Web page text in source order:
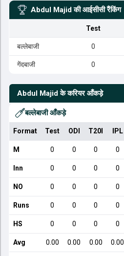
Abdul Majid की आईसीसी रैंकिंग
Test
बल्लेबाजी 0
गेंदबाजी 0
Abdul Majid के करियर आँकड़े
बल्लेबाजी आँकड़े
Format Test ODI T20I IPL
M 0 0 0 0
Inn 0 0 0 0
NO 0 0 0 0
Runs 0 0 0 0
HS 0 0 0 0
Avg 0.00 0.00 0.00 0.00